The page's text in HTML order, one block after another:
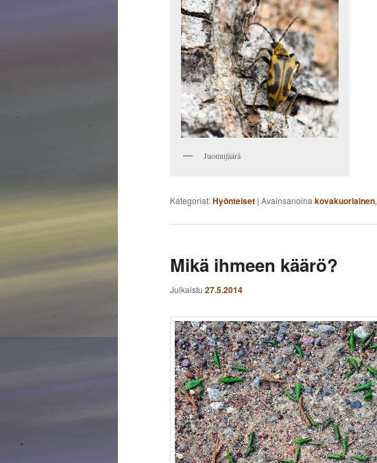
Juomujäärä
Kategoriat:Hyönteiset | Avainsanoina kovakuoriainen,
Mikä ihmeen käärö?
Julkaistu 27.5.2014